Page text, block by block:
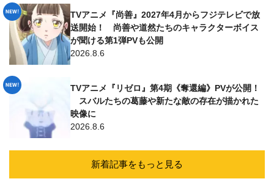
TVアニメ『尚善』2027年4月からフジテレビで放
送開始！ 尚善や道然たちのキャラクターボイス
が聞ける第1弾PVも公開
2026.8.6
TVアニメ『リゼロ』第4期《奪還編》PVが公開！
スバルたちの葛藤や新たな敵の存在が描かれた
映像に
2026.8.6
新着記事をもっと見る